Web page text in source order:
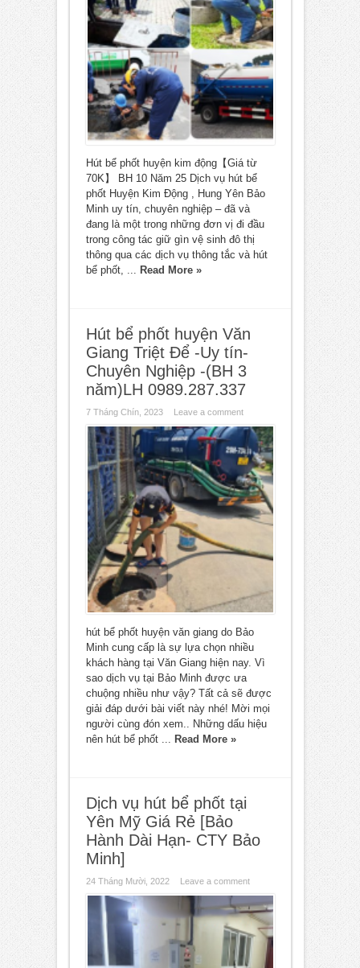
Hút bể phốt huyện kim động【Giá từ
70K】 BH 10 Năm 25 Dịch vụ hút bể
phốt Huyện Kim Động , Hung Yên Bảo
Minh uy tín, chuyên nghiệp – đã và
đang là một trong những đơn vị đi đầu
trong công tác giữ gìn vệ sinh đô thị
thông qua các dịch vụ thông tắc và hút
bể phốt, ... Read More »
Hút bể phốt huyện Văn
Giang Triệt Để -Uy tín-
Chuyên Nghiệp -(BH 3
năm)LH 0989.287.337
7 Tháng Chín, 2023 Leave a comment
hút bể phốt huyện văn giang do Bảo
Minh cung cấp là sự lựa chọn nhiều
khách hàng tại Văn Giang hiện nay. Vì
sao dịch vụ tại Bảo Minh được ưa
chuộng nhiều như vậy? Tất cả sẽ được
giải đáp dưới bài viết này nhé! Mời mọi
người cùng đón xem.. Những dấu hiệu
nên hút bể phốt ... Read More »
Dịch vụ hút bể phốt tại
Yên Mỹ Giá Rẻ [Bảo
Hành Dài Hạn- CTY Bảo
Minh]
24 Tháng Mười, 2022 Leave a comment